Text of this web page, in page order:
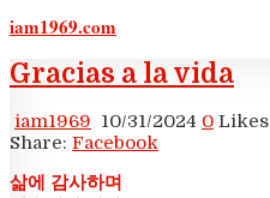
Skip
content
iam1969.com
Gracias a la vida
iam1969 10/31/2024 0 Likes
Share: Facebook
삶에 감사하며